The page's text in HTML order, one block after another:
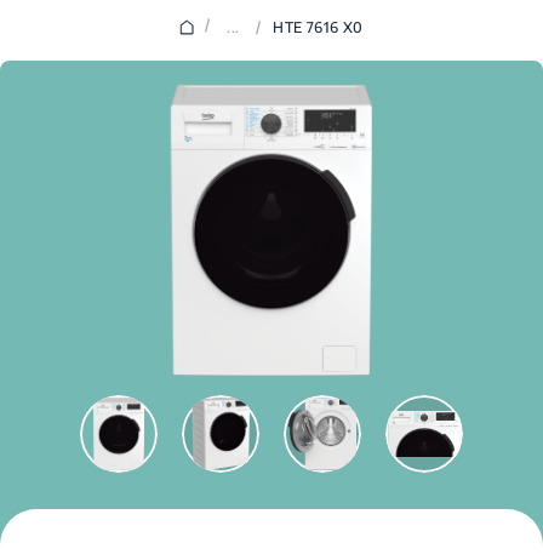
/ ... / HTE 7616 X0